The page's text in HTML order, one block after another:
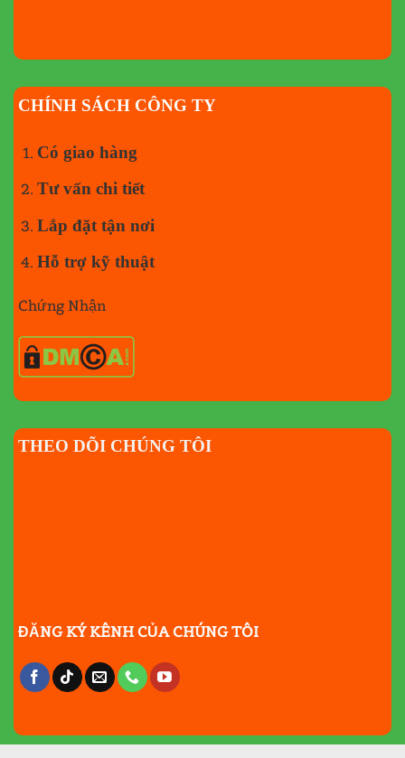
CHÍNH SÁCH CÔNG TY
Có giao hàng
Tư vấn chi tiết
Lắp đặt tận nơi
Hỗ trợ kỹ thuật
Chứng Nhận
THEO DÕI CHÚNG TÔI
ĐĂNG KÝ KÊNH CỦA CHÚNG TÔI